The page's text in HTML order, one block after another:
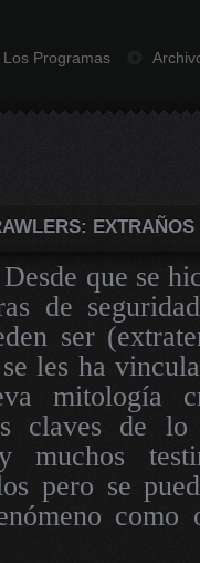
Los Programas
que se
de
ser
les ha
mitología
claves de
muchos
pero se
como